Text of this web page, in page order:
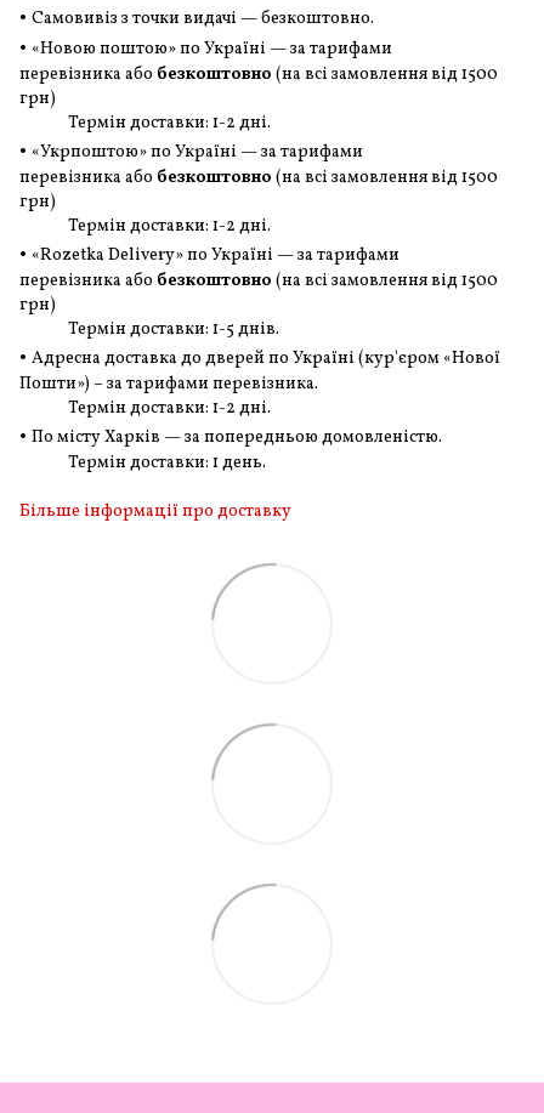
• Самовивіз з точки видачі — безкоштовно.
• «Новою поштою» по Україні — за тарифами
перевізника або безкоштовно (на всі замовленнявід 1500
грн)
Термін доставки: 1-2 дні.
• «Укрпоштою» по Україні — за тарифами
перевізника або безкоштовно (на всі замовленнявід 1500
грн)
Термін доставки: 1-2 дні.
• «Rozetka Delivery» по Україні — за тарифами
перевізника або безкоштовно (на всі замовленнявід 1500
грн)
Термін доставки: 1-5 днів.
• Адресна доставка до дверей по Україні (кур'єром «Нової
Пошти») – за тарифами перевізника.
Термін доставки: 1-2 дні.
• По місту Харків — за попередньою домовленістю.
Термін доставки: 1 день.
Більше інформації про доставку